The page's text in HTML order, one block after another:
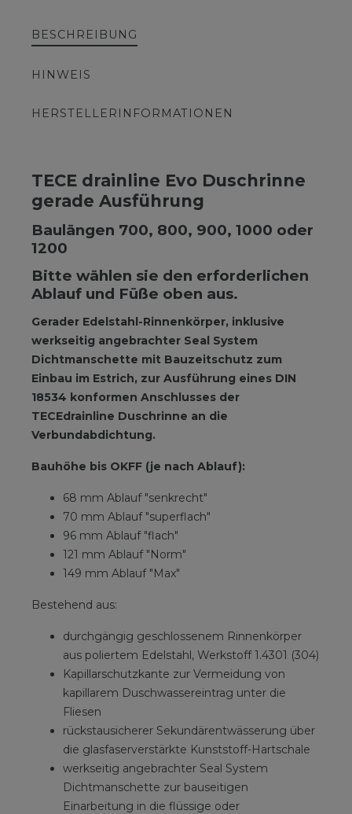
BESCHREIBUNG
HINWEIS
HERSTELLERINFORMATIONEN
TECE drainline Evo Duschrinne
gerade Ausführung
Baulängen 700, 800, 900, 1000 oder
1200
Bitte wählen sie den erforderlichen
Ablauf und Füße oben aus.
Gerader Edelstahl-Rinnenkörper, inklusive
werkseitig angebrachter Seal System
Dichtmanschette mit Bauzeitschutz zum
Einbau im Estrich, zur Ausführung eines DIN
18534 konformen Anschlusses der
TECEdrainline Duschrinne an die
Verbundabdichtung.
Bauhöhe bis OKFF (je nach Ablauf):
68 mm Ablauf "senkrecht"
70 mm Ablauf "superflach"
96 mm Ablauf "flach"
121 mm Ablauf "Norm"
149 mm Ablauf "Max"
Bestehend aus:
durchgängig geschlossenem Rinnenkörper
aus poliertem Edelstahl, Werkstoff 1.4301 (304)
Kapillarschutzkante zur Vermeidung von
kapillarem Duschwassereintrag unter die
Fliesen
rückstausicherer Sekundärentwässerung über
die glasfaserverstärkte Kunststoff-Hartschale
werkseitig angebrachter Seal System
Dichtmanschette zur bauseitigen
Einarbeitung in die flüssige oder